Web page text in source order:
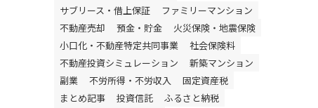
サブリース・借上保証
ファミリーマンション
不動産売却
預金・貯金
火災保険・地震保険
小口化・不動産特定共同事業
社会保険料
不動産投資シミュレーション
新築マンション
副業
不労所得・不労収入
固定資産税
まとめ記事
投資信託
ふるさと納税